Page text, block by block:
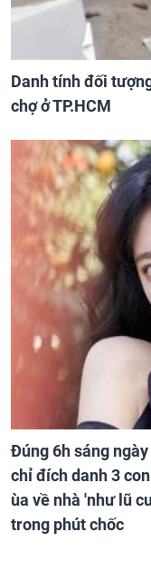
Danh tính đối
chợ ở TP.HCM
Đúng 6h sáng
chỉ đích danh 3
ùa về nhà 'như lũ
trong phút chốc